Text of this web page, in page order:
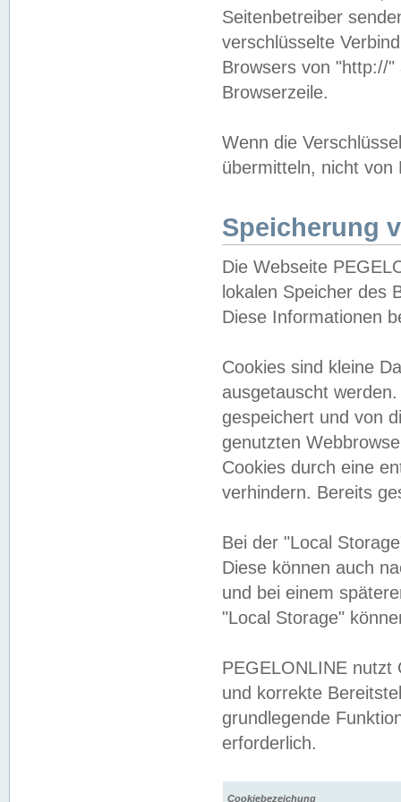
Seitenbetreiber
verschlüsselte
Browsers von "http://
Browserzeile.
Wenn die
übermitteln, nicht von
Speicherung
Die Webseite
lokalen Speicher des
Diese Informationen
Cookies sind kleine
ausgetauscht
gespeichert und von
genutzten
Cookies durch eine
verhindern. Bereits
Bei der "Local
Diese können auch
und bei einem
"Local Storage"
PEGELONLINE nutzt
und korrekte
grundlegende
erforderlich.
Cookiebezeichung